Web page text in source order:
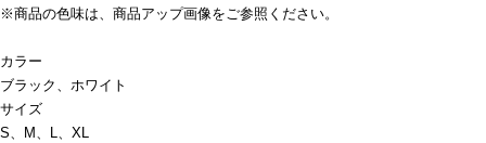
※商品の色味は、商品アップ画像をご参照ください。
カラー
ブラック、ホワイト
サイズ
S、M、L、XL